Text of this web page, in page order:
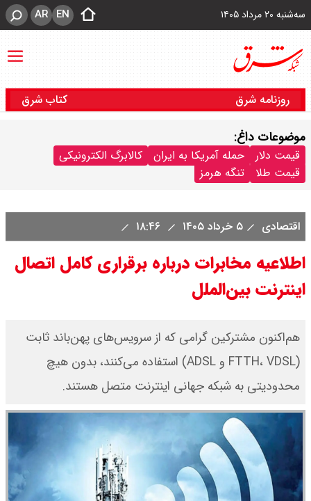
سه‌شنبه ۲۰ مرداد ۱۴۰۵ EN
AR
روزنامه شرق کتاب شرق
موضوعات داغ:
قیمت دلار حمله آمریکا به ایران
کالابرگ الکترونیکی
قیمت طلا
تنگه هرمز
اقتصادی ۵ خرداد ۱۴۰۵
اطلاعیه مخابرات درباره برقراری کامل اتصال
اینترنت بین‌الملل
هم‌اکنون مشترکین گرامی که از سرویس‌های پهن‌باند ثابت
(FTTH، VDSL و ADSL) استفاده می‌کنند، بدون هیچ
محدودیتی به شبکه جهانی اینترنت متصل هستند.